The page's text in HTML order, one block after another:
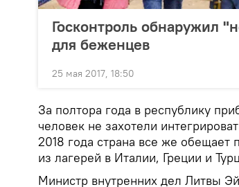
Госконтроль обнаружил
для беженцев
25 мая 2017, 18:50
За полтора года в республику
человек не захотели
2018 года страна все же
из лагерей в Италии, Греции и
Министр внутренних дел Литвы